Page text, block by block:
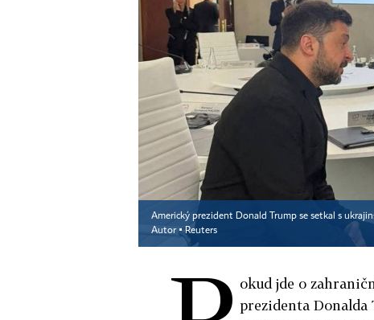
Americký prezident Donald Trump se setkal s
Autor ▪ Reuters
okud jde o
prezidenta Donalda